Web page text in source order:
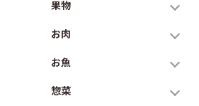
果物
お肉
お魚
惣菜